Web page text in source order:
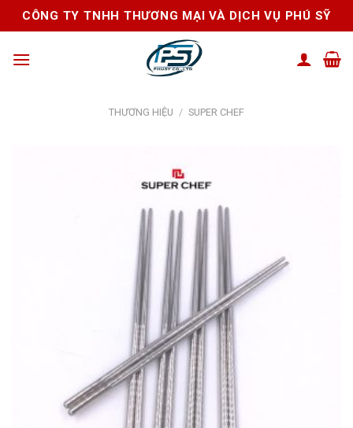
Skip
to
CÔNG TY TNHH THƯƠNG MẠI VÀ DỊCH VỤ PHÚ SỸ
THƯƠNG HIỆU / SUPER CHEF